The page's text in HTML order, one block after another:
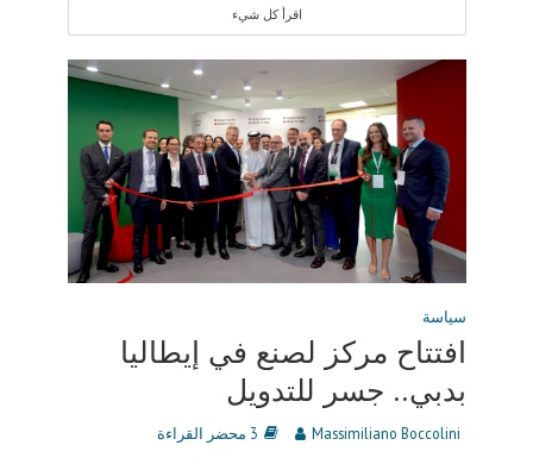
اقرأ كل شيء
سياسة
افتتاح مركز لصنع في إيطاليا
بدبي.. جسر للتدويل
Massimiliano Boccolini 3 محضر القراءة